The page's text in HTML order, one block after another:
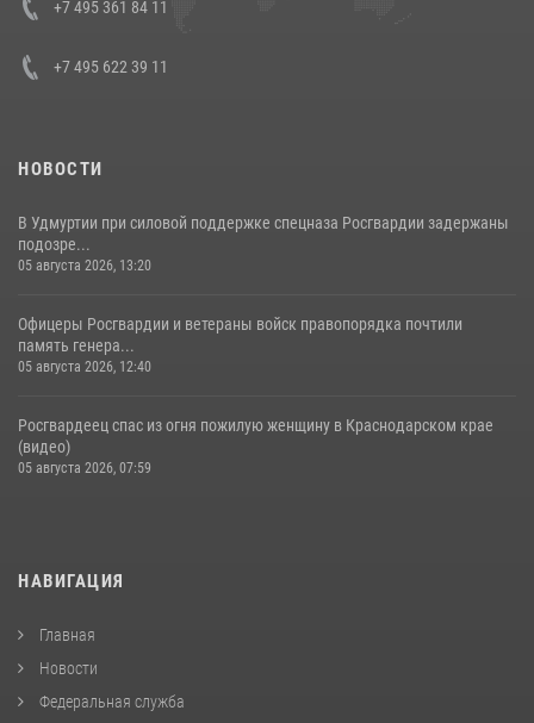
+7 495 361 84 11
+7 495 622 39 11
НОВОСТИ
В Удмуртии при силовой поддержке спецназа Росгвардии задержаны
подозре...
05 августа 2026, 13:20
Офицеры Росгвардии и ветераны войск правопорядка почтили
память генера...
05 августа 2026, 12:40
Росгвардеец спас из огня пожилую женщину в Краснодарском крае
(видео)
05 августа 2026, 07:59
НАВИГАЦИЯ
Главная
Новости
Федеральная служба